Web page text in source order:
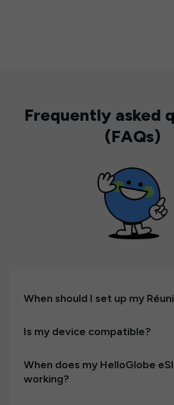
Frequently asked
(FAQs)
When should I set up my
Is my device compatible?
When does my HelloGlobe
working?